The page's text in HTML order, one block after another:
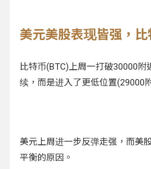
美元美股表现皆强，
比特币(BTC)上周一打破30000
续，而是进入了更低位置(29000
美元上周进一步反弹走强，而美
平衡的原因。